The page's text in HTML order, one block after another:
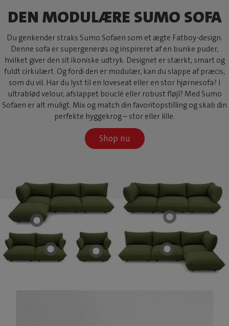
DEN MODULÆRE SUMO SOFA
Du genkender straks Sumo Sofaen som et ægte Fatboy-design.
Denne sofa er supergenerøs og inspireret af en bunke puder,
hvilket giver den sit ikoniske udtryk. Designet er stærkt, smart og
fuldt cirkulært. Og fordi den er modulær, kan du slappe af præcis,
som du vil. Har du lyst til en loveseat eller en stor hjørnesofa? I
ultrablød velour, afslappet bouclé eller robust fløjl? Med Sumo
Sofaen er alt muligt. Mix og match din favoritopstilling og skab din
perfekte hyggekrog – stor eller lille.
Shop nu